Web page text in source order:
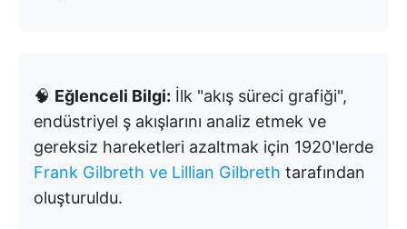
🧠 Eğlenceli Bilgi: İlk "akış süreci grafiği",
endüstriyel ş akışlarını analiz etmek ve
gereksiz hareketleri azaltmak için 1920'lerde
Frank Gilbreth ve Lillian Gilbreth tarafından
oluşturuldu.